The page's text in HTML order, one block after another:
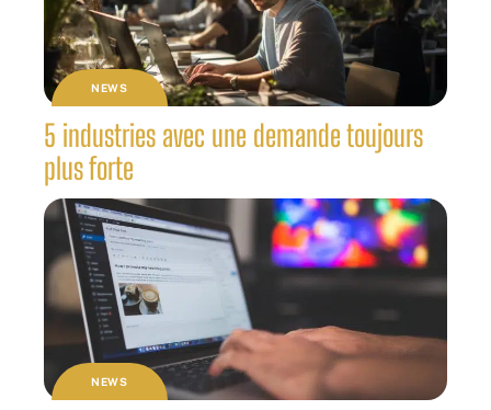
NEWS
5 industries avec une demande toujours
plus forte
NEWS